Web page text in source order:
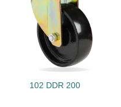
102 DDR 200